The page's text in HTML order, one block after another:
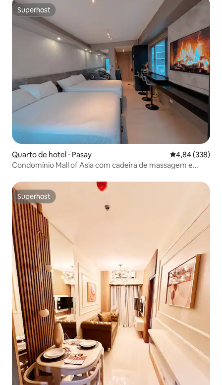
Superhost
Superhost
Quarto de hotel ⋅ Pasay 4,84 de uma
4,84 (338)
Condomínio Mall of Asia com cadeira de massagem e
Superhost
Superhost